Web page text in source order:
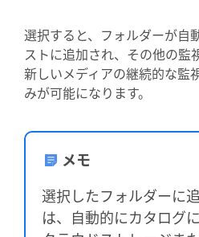
選択すると、フォルダーが自
ストに追加され、 その他の監
新しいメディアの継続的な監
みが可能になります。
メモ
選択したフォルダーに
は、自動的にカタログ